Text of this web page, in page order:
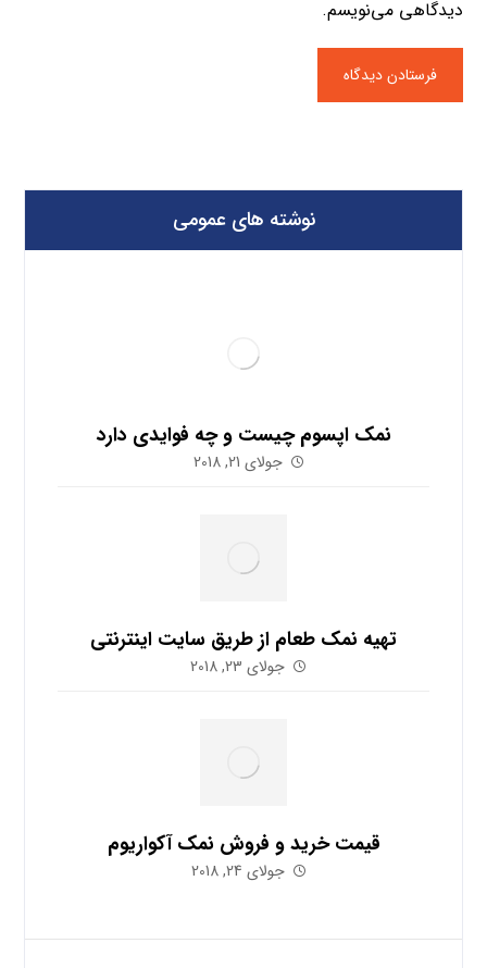
دیدگاهی می‌نویسم.
نوشته های عمومی
نمک اپسوم چیست و چه فوایدی دارد
جولای 21, 2018
تهیه نمک طعام از طریق سایت اینترنتی
جولای 23, 2018
قیمت خرید و فروش نمک آکواریوم
جولای 24, 2018